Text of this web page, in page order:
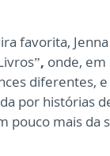
favorita, Jenna
, onde, em
diferentes,
por histórias
mais da